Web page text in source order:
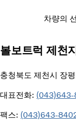
차량의
볼보트럭 제천
충청북도 제천시 장
대표전화:
팩스: (043)643-